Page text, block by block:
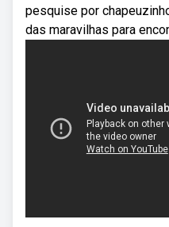
pesquise por
das maravilhas para